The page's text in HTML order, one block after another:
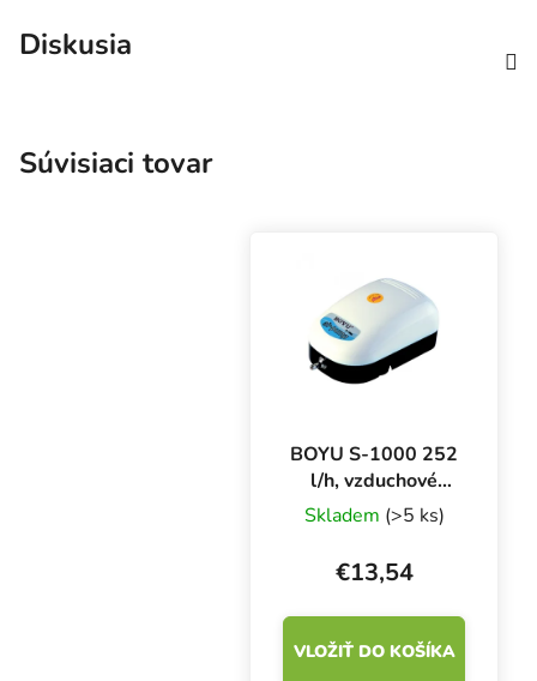
Diskusia
Súvisiaci tovar
BOYU S-1000 252
l/h, vzduchové
čerpadlo
Skladem (>5 ks)
€13,54
VLOŽIŤ DO KOŠÍKA